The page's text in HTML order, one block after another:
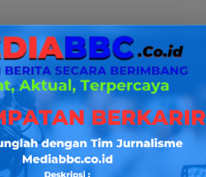
audit sistem
pengamanan terbaik,
vital nasional. “Audit ini
standar
merasa sudah cukup dan
jelasnya.